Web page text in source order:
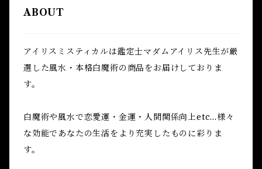
ABOUT
アイリスミスティカルは鑑定士マダムアイリス先生が厳
選した風水・本格白魔術の商品をお届けしておりま
す。
白魔術や風水で恋愛運・金運・人間関係向上etc...様々
な効能であなたの生活をより充実したものに彩りま
す。